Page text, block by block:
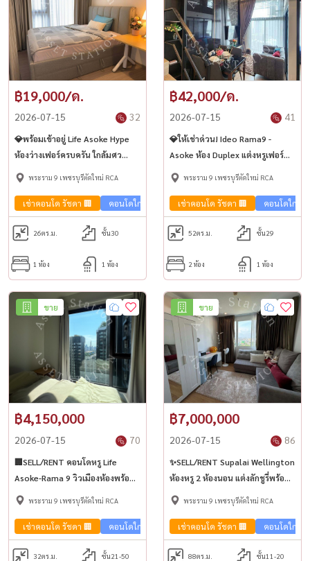
฿19,000/ด.
2026-07-15 32
💎พร้อมเข้าอยู่ Life Asoke Hype
ห้องว่างเฟอร์ครบครัน ใกล้มศว
ใจกลาง CBD | MRT พระราม 9🏢
พระราม 9 เพชรบุรีตัดใหม่ RCA
เช่าคอนโด รัชดา 🏢 คอนโดใกล้รถไฟฟ้า🚈
26ตร.ม. ชั้น30
1 ห้อง 1 ห้อง
฿42,000/ด.
2026-07-15 41
💎ให้เช่าด่วน! Ideo Rama9 -
Asoke ห้อง Duplex แต่งหรูเฟอร์
ครบครัน | MRT พระราม 9🏢
พระราม 9 เพชรบุรีตัดใหม่ RCA
เช่าคอนโด รัชดา 🏢 คอนโดใกล้ร
52ตร.ม. ชั้น29
2 ห้อง 1 ห้อง
ขาย
฿4,150,000
2026-07-15 70
🏢SELL/RENT คอนโดหรู Life
Asoke-Rama 9 วิวเมืองห้องพร้อม
เฟอร์ ราคาถูกมาก🚅 ใกล้ MRT
พระราม 9 เพชรบุรีตัดใหม่ RCA
เช่าคอนโด รัชดา 🏢 คอนโดใกล้รถไฟฟ้า🚈 คอนโดวิวเมือง🌇 ขายคอน
32ตร.ม. ชั้น21-50
ขาย
฿7,000,000
2026-07-15 86
✨SELL/RENT Supalai Wellington
ห้องหรู 2 ห้องนอน แต่งลักชูรี่พร้อม
เข้าอยู่🏢 ใกล้ MRT ศูนย์วัฒนธรรม
พระราม 9 เพชรบุรีตัดใหม่ RCA
เช่าคอนโด รัชดา 🏢 คอนโดใกล้ร
88ตร.ม. ชั้น11-20